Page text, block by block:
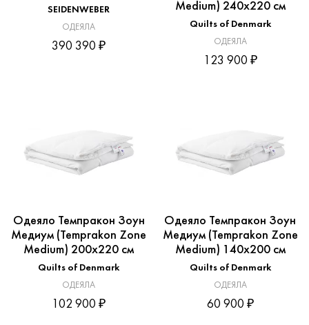
SEIDENWEBER
ОДЕЯЛА
390 390 ₽
Medium) 240x220 см
Quilts of Denmark
ОДЕЯЛА
123 900 ₽
Одеяло Темпракон Зоун
Медиум (Temprakon Zone
Medium) 200x220 см
Quilts of Denmark
ОДЕЯЛА
102 900 ₽
Одеяло Темпракон Зоун
Медиум (Temprakon Zone
Medium) 140x200 см
Quilts of Denmark
ОДЕЯЛА
60 900 ₽